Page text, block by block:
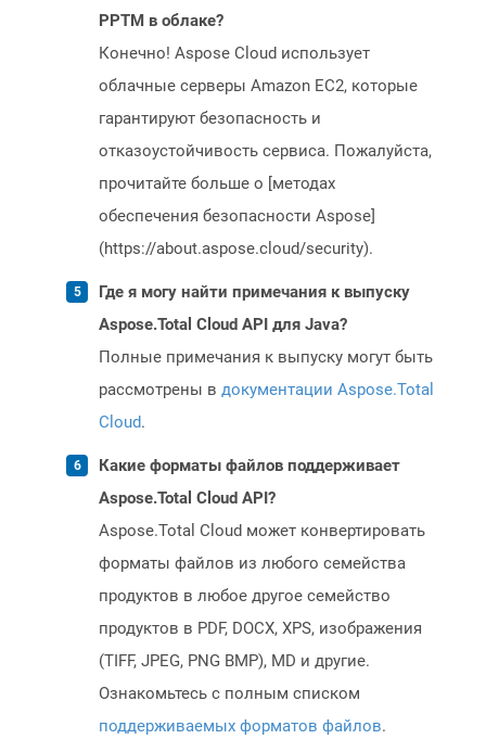
PPTM в облаке?
Конечно! Aspose Cloud использует
облачные серверы Amazon EC2, которые
гарантируют безопасность и
отказоустойчивость сервиса. Пожалуйста,
прочитайте больше о [методах
обеспечения безопасности Aspose]
(https://about.aspose.cloud/security).
Где я могу найти примечания к выпуску
Aspose.Total Cloud API для Java?
Полные примечания к выпуску могут быть
рассмотрены в документации Aspose.Total
Cloud.
Какие форматы файлов поддерживает
Aspose.Total Cloud API?
Aspose.Total Cloud может конвертировать
форматы файлов из любого семейства
продуктов в любое другое семейство
продуктов в PDF, DOCX, XPS, изображения
(TIFF, JPEG, PNG BMP), MD и другие.
Ознакомьтесь с полным списком
поддерживаемых форматов файлов.